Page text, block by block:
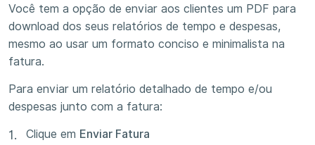
Você tem a opção de enviar aos clientes um PDF para
download dos seus relatórios de tempo e despesas,
mesmo ao usar um formato conciso e minimalista na
fatura.
Para enviar um relatório detalhado de tempo e/ou
despesas junto com a fatura:
Clique em Enviar Fatura